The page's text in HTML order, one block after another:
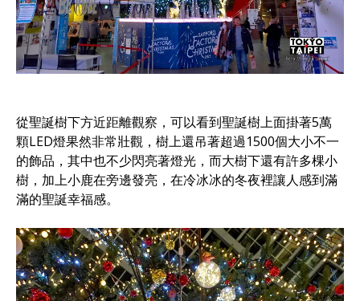
從聖誕樹下方近距離觀察，可以看到聖誕樹上面掛著5萬
顆LED燈果然非常壯觀，樹上還吊著超過1500個大小不一
的飾品，其中也不少閃亮著燈光，而大樹下還有許多棵小
樹，加上小鹿在旁邊發亮，在冷冰冰的冬夜裡讓人感到滿
滿的聖誕幸福感。